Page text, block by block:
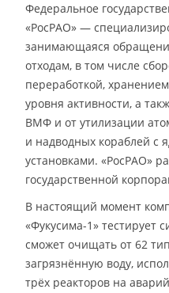
Федеральное
«РосРАО» —
занимающаяся
отходам, в том числе
переработкой,
уровня активности, а
ВМФ и от утилизации
и надводных кораблей с
установками. «РосРАО»
государственной
В настоящий момент
«Фукусима-1» тестирует
сможет очищать от 62
загрязнённую воду,
трёх реакторов на